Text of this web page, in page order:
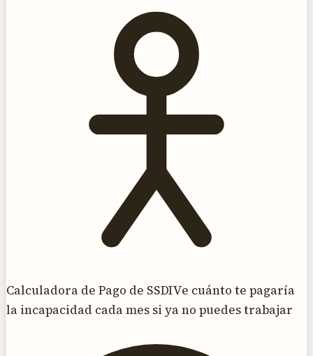
Calculadora de Pago de SSDIVe cuánto te pagaría
la incapacidad cada mes si ya no puedes trabajar